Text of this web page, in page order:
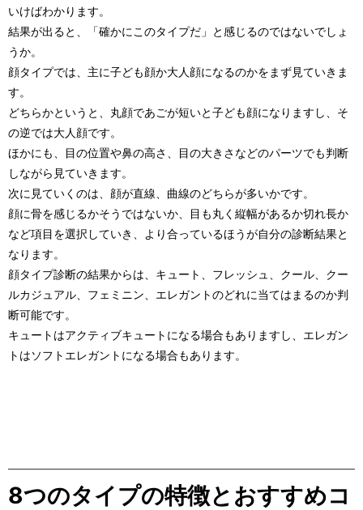
いけばわかります。
結果が出ると、「確かにこのタイプだ」と感じるのではないでしょ
うか。
顔タイプでは、主に子ども顔か大人顔になるのかをまず見ていきま
す。
どちらかというと、丸顔であごが短いと子ども顔になりますし、そ
の逆では大人顔です。
ほかにも、目の位置や鼻の高さ、目の大きさなどのパーツでも判断
しながら見ていきます。
次に見ていくのは、顔が直線、曲線のどちらが多いかです。
顔に骨を感じるかそうではないか、目も丸く縦幅があるか切れ長か
など項目を選択していき、より合っているほうが自分の診断結果と
なります。
顔タイプ診断の結果からは、キュート、フレッシュ、クール、クー
ルカジュアル、フェミニン、エレガントのどれに当てはまるのか判
断可能です。
キュートはアクティブキュートになる場合もありますし、エレガン
トはソフトエレガントになる場合もあります。
8つのタイプの特徴とおすすめコ